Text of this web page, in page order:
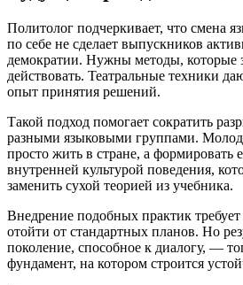
Политолог подчеркивает, что смена
по себе не сделает выпускников
демократии. Нужны методы, которые
действовать. Театральные техники
опыт принятия решений.
Такой подход помогает сократить
разными языковыми группами.
просто жить в стране, а формировать
внутренней культурой поведения,
заменить сухой теорией из учебника.
Внедрение подобных практик требует
отойти от стандартных планов. Но
поколение, способное к диалогу, —
фундамент, на котором строится